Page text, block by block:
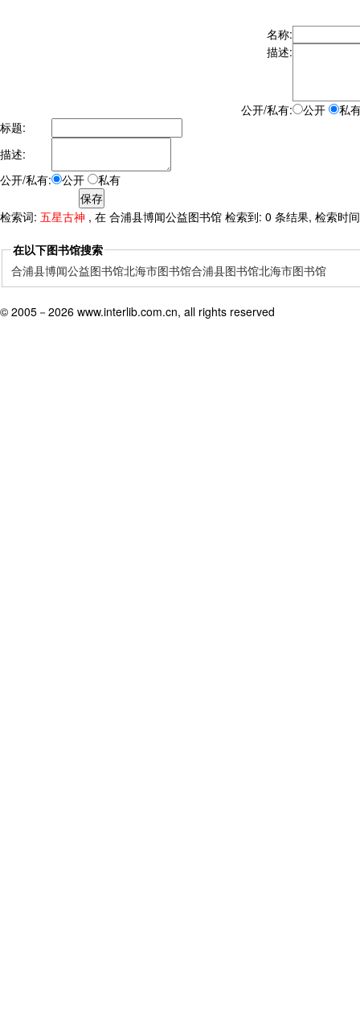
名称:
描述:
公开/私有: 公开
私
标题:
描述:
公开/私有:
公开 私有
检索词: 五星古神 , 在 合浦县博闻公益图书馆 检索到: 0 条结果, 检索时
在以下图书馆搜索
合浦县博闻公益图书馆北海市图书馆合浦县图书馆北海市图书馆
© 2005－ 2026 www.interlib.com.cn, all rights reserved